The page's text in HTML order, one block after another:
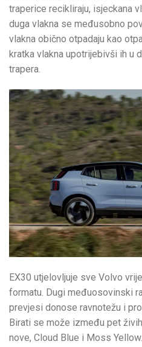
traperice recikliraju, isjeckana
duga vlakna se međusobno
vlakna obično otpadaju kao
kratka vlakna upotrijebivši ih u
trapera.
EX30 utjelovljuje sve Volvo
formatu. Dugi međuosovinski
prevjesi donose ravnotežu i
Birati se može između pet
nove, Cloud Blue i Moss